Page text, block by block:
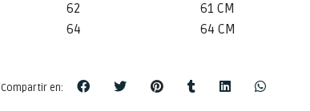
62
61 CM
64
64 CM
Compartir en: